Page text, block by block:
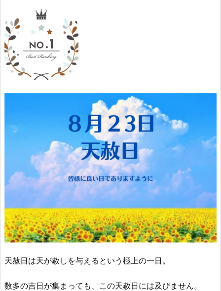
天赦日は天が赦しを与えるという極上の一日。
数多の吉日が集まっても、この天赦日には及びません。